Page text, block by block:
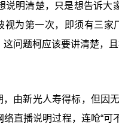
明清楚，只是想告诉大
视为第一次，即须有三
问题柯应该要讲清楚，
由新光人寿得标，但因
直播说明过程，连呛“可